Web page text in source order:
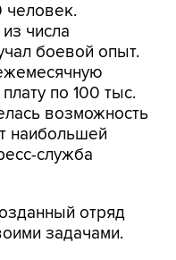
человек.
числа
боевой опыт.
по 100 тыс.
возможность
наибольшей
служба
отряд
задачами.